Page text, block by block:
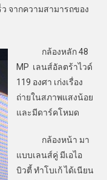
จากความสามารถของ
กล้องหลัก 48
MP เลนส์อัลตร้าไวด์
119 องศา เก่งเรื่อง
ถ่ายในสภาพแสงน้อย
และมีดาร์คโหมด
กล้องหน้า มา
แบบเลนส์คู่ มีเอไอ
บิวตี้ ทำโบเก้ ได้เนียน